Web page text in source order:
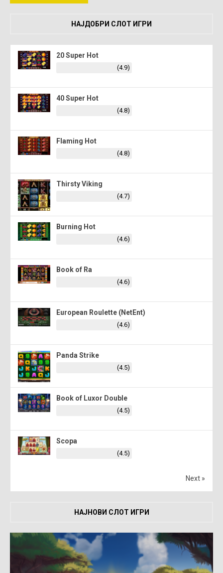
НАЈДОБРИ СЛОТ ИГРИ
20 Super Hot
(4.9)
40 Super Hot
(4.8)
Flaming Hot
(4.8)
Thirsty Viking
(4.7)
Burning Hot
(4.6)
Book of Ra
(4.6)
European Roulette (NetEnt)
(4.6)
Panda Strike
(4.5)
Book of Luxor Double
(4.5)
Scopa
(4.5)
Next »
НАЈНОВИ СЛОТ ИГРИ